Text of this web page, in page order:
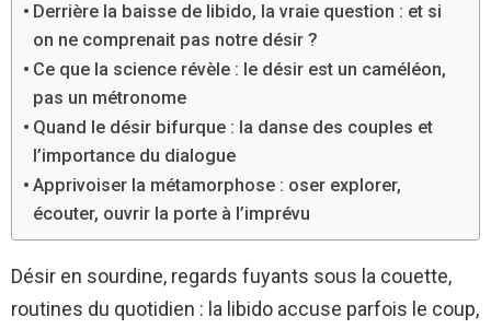
Derrière la baisse de libido, la vraie question : et si
on ne comprenait pas notre désir ?
Ce que la science révèle : le désir est un caméléon,
pas un métronome
Quand le désir bifurque : la danse des couples et
l’importance du dialogue
Apprivoiser la métamorphose : oser explorer,
écouter, ouvrir la porte à l’imprévu
Désir en sourdine, regards fuyants sous la couette,
routines du quotidien : la libido accuse parfois le coup,